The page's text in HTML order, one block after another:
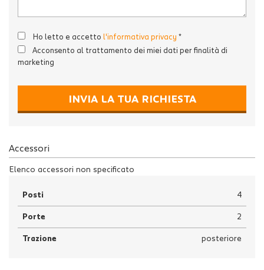
Ho letto e accetto l'informativa privacy *
Acconsento al trattamento dei miei dati per finalità di
marketing
INVIA LA TUA RICHIESTA
Accessori
Elenco accessori non specificato
Posti 4
Porte 2
Trazione posteriore